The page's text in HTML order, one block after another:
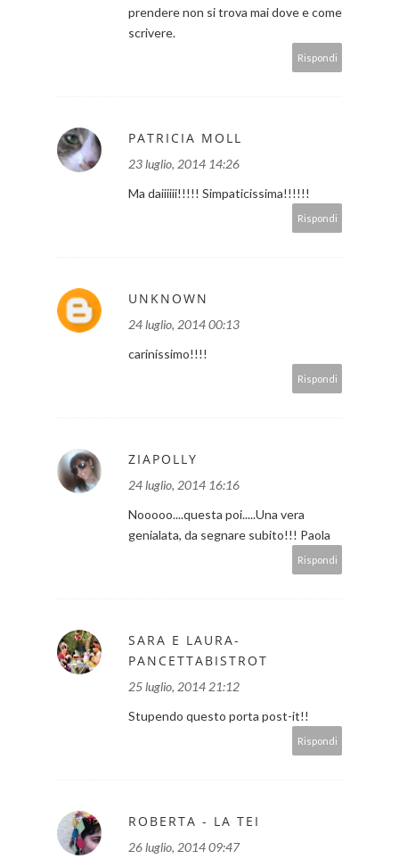
prendere non si trova mai dove e come
scrivere.
Rispondi
PATRICIA MOLL
23 luglio, 2014 14:26
Ma daiiiiii!!!!! Simpaticissima!!!!!!
Rispondi
UNKNOWN
24 luglio, 2014 00:13
carinissimo!!!!
Rispondi
ZIAPOLLY
24 luglio, 2014 16:16
Nooooo....questa poi.....Una vera
genialata, da segnare subito!!! Paola
Rispondi
SARA E LAURA-
PANCETTABISTROT
25 luglio, 2014 21:12
Stupendo questo porta post-it!!
Rispondi
ROBERTA - LA TEI
26 luglio, 2014 09:47